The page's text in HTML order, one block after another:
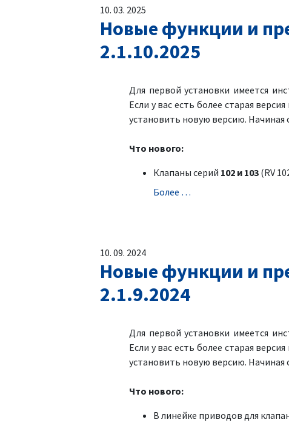
10. 03. 2025
Новые функции и
2.1.10.2025
Для первой установки имеется
Если у вас есть более старая
установить новую версию. Начиная
Что нового:
Клапаны серий 102 и 103 (RV
Болeе …
10. 09. 2024
Новые функции и
2.1.9.2024
Для первой установки имеется
Если у вас есть более старая
установить новую версию. Начиная
Что нового:
В линейке приводов для